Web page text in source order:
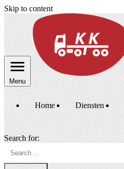
Skip to content
Menu
Home Diensten
Search for: